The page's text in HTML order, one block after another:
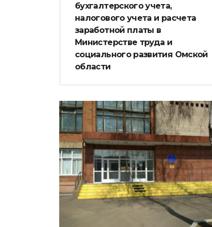
бухгалтерского учета,
налогового учета и расчета
заработной платы в
Министерстве труда и
социального развития Омской
области